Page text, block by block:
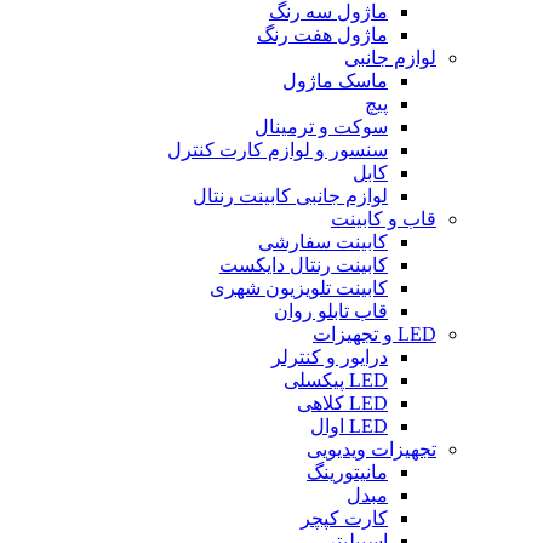
ماژول سه رنگ
ماژول هفت رنگ
لوازم جانبی
ماسک ماژول
سوکت و ترمینال
سنسور و لوازم کارت کنترل
لوازم جانبی کابینت رنتال
قاب و کابینت
کابینت سفارشی
کابینت رنتال دایکست
کابینت تلویزیون شهری
قاب تابلو روان
درایور و کنترلر
تجهیزات ویدیویی
مانیتورینگ
کارت کپچر